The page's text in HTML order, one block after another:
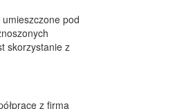
pod
skorzystanie z
z firmą